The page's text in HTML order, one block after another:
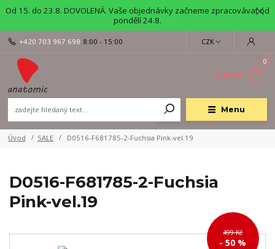
Od 15. do 23.8. DOVOLENÁ. Vaše objednávky začneme zpracovávat od
pondělí 24.8.
Menu
CZK
+420 703 967 698 8:00 - 15:00
0
0,00 Kč
Úvod SALE D0516-F681785-2-Fuchsia Pink-vel.19
D0516-F681785-2-Fuchsia
Pink-vel.19
499 Kč
- 50 %